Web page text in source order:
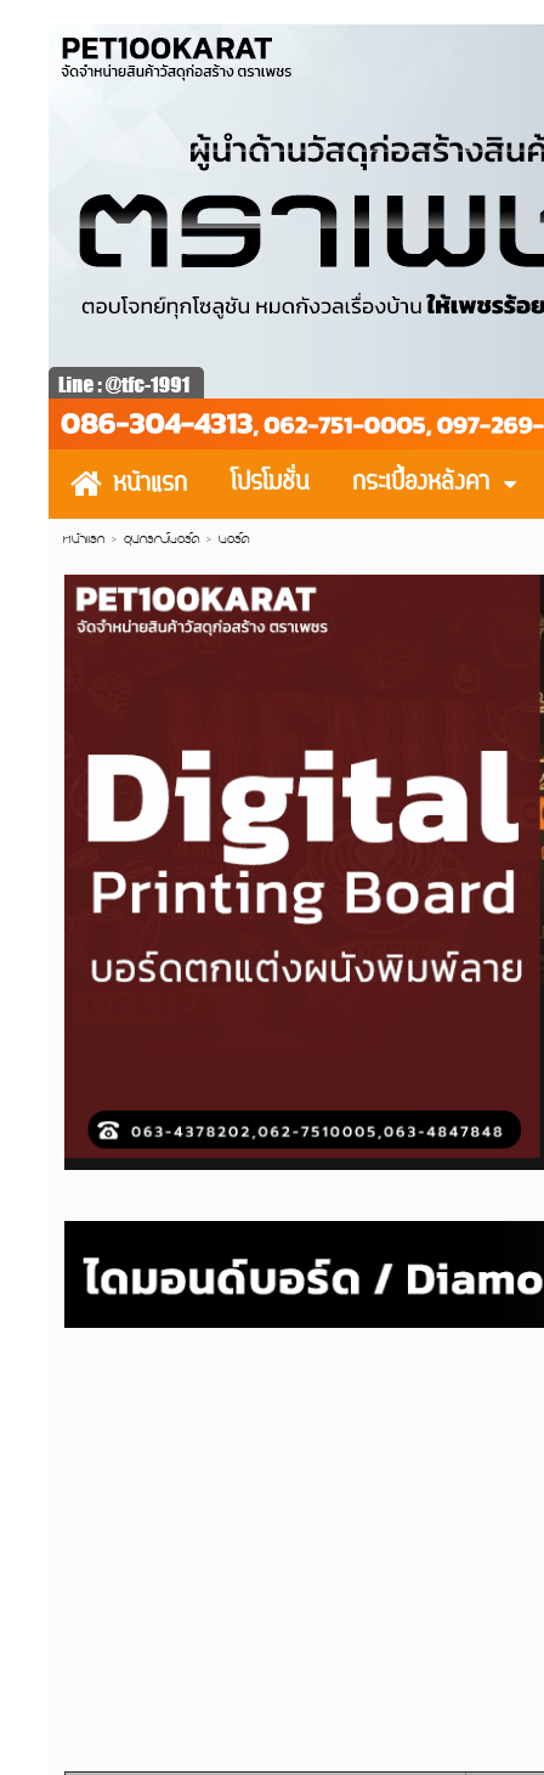
หน้าแรก โปรโมชั่น กระเบื้องหลังคา
หน้าแรก > อุปกรณ์บอร์ด >บอร์ด